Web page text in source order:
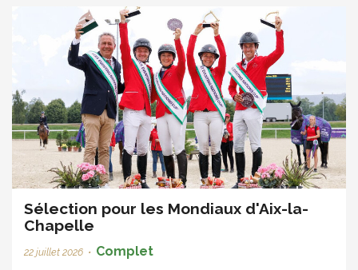
Sélection pour les Mondiaux d'Aix-la-
Chapelle
22 juillet 2026 • Complet